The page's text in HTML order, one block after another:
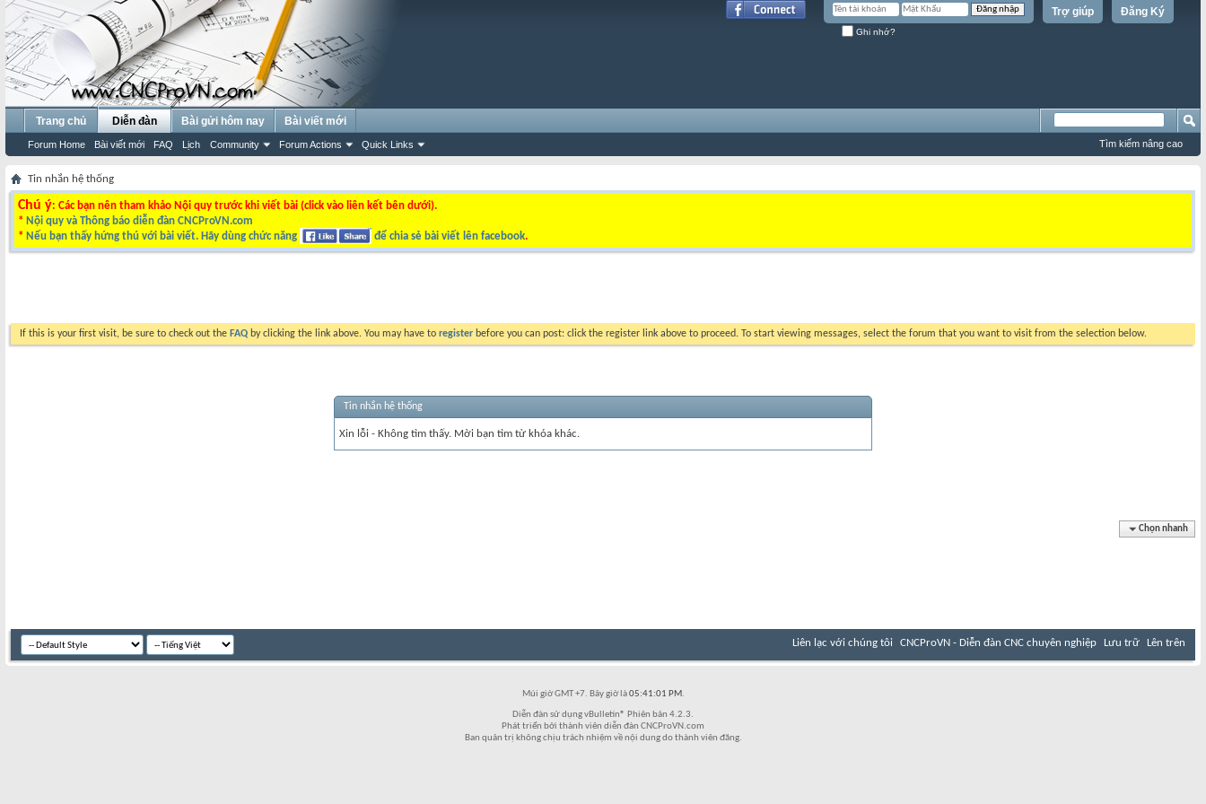
Đăng Ký
Trợ giúp
Ghi nhớ?
Trang chủ Diễn đàn
Forum Home Bài viết mới FAQ Lịch Community Forum Actions Quick Links
Bài gửi hôm nay Bài viết mới
Tìm kiếm nâng cao
Tin nhắn hệ thống
Chú ý: Các bạn nên tham khảo Nội quy trước khi viết bài (click vào liên kết bên dưới).
* Nội quy và Thông báo diễn đàn CNCProVN.com
* Nếu bạn thấy hứng thú với bài viết. Hãy dùng chức năng để chia sẻ bài viết lên facebook.
If this is your first visit, be sure to check out the FAQ by clicking the link above. You may have to register before you can post: click the register link above to proceed. To start viewing messages, select the forum that you want to visit from the selection below.
Tin nhắn hệ thống
Xin lỗi - Không tìm thấy. Mời bạn tìm từ khóa khác.
Chọn nhanh
Liên lạc với chúng tôi CNCProVN - Diễn đàn CNC chuyên nghiệp Lưu trữ Lên trên
Múi giờ GMT +7. Bây giờ là05:41:01 PM.
Diễn đàn sử dụng vBulletin® Phiên bản 4.2.3.
Phát triển bởi thành viên diễn đàn CNCProVN.com
Ban quản trị không chịu trách nhiệm về nội dung do thành viên đăng.